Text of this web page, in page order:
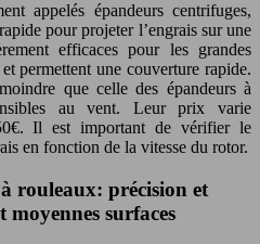
appelés épandeurs centrifuges,
pour projeter l’engrais sur une
efficaces pour les grandes
permettent une couverture rapide.
que celle des épandeurs à
au vent. Leur prix varie
Il est important de vérifier le
en fonction de la vitesse du rotor.
rouleaux: précision et
surfaces